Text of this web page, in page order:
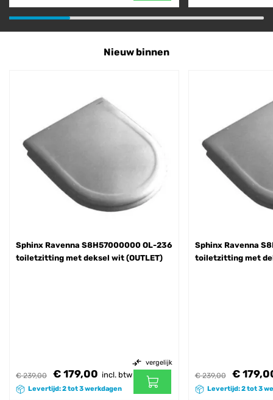
Nieuw binnen
Sphinx Ravenna S8H57000000 OL-236
toiletzitting met deksel wit (OUTLET)
€ 179,00 incl. btw
€ 239,00
Levertijd: 2 tot 3 werkdagen
vergelijk
Sphinx Ravenna
toiletzitting met
€
€ 239,00
Levertijd: 2 tot 3